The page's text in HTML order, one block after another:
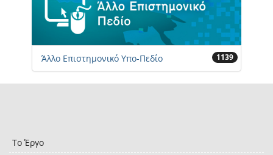
Άλλο Επιστημονικό Υπο-Πεδίο 1139
Το Έργο